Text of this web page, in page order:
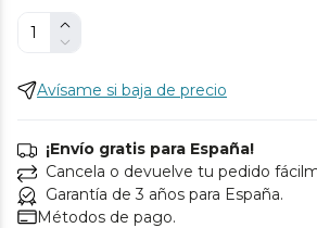
Avísame si baja de precio
¡Envío gratis para España!
Cancela o devuelve tu pedido
Garantía de 3 años para España.
Métodos de pago.